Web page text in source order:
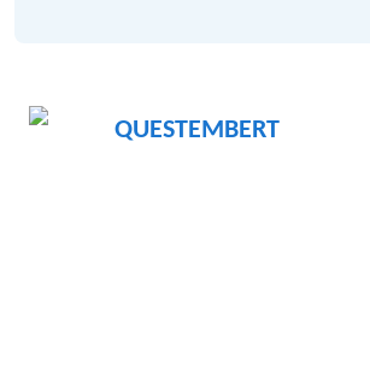
QUESTEMBERT